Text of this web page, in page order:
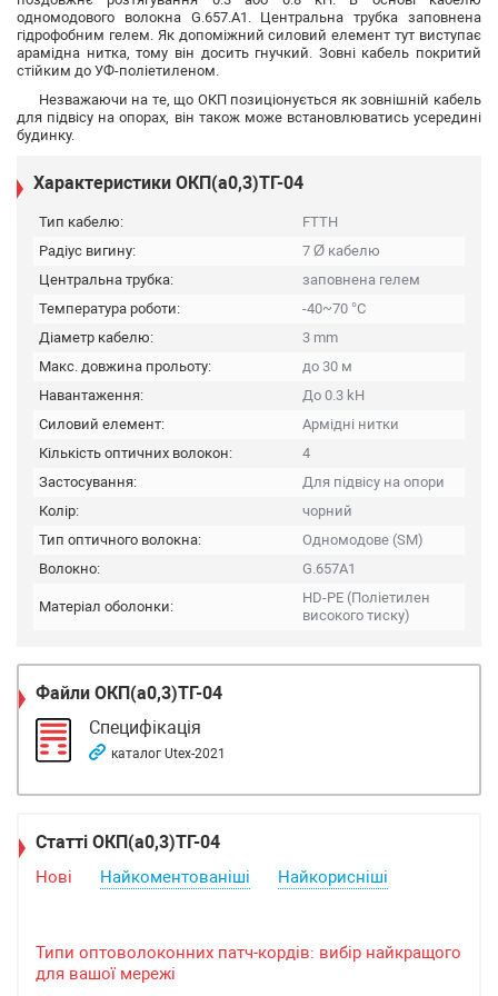
одномодового волокна G.657.А1. Центральна трубка заповнена
гідрофобним гелем. Як допоміжний силовий елемент тут виступає
арамідна нитка, тому він досить гнучкий. Зовні кабель покритий
стійким до УФ-поліетиленом.
Незважаючи на те, що ОКП позиціонується як зовнішній кабель
для підвісу на опорах, він також може встановлюватись усередині
будинку.
Характеристики ОКП(а0,3)ТГ-04
Тип кабелю:
FTTH
Радіус вигину:
7 Ø кабелю
Центральна трубка:
заповнена гелем
Температура роботи:
-40~70 °C
Діаметр кабелю:
3 mm
Макс. довжина прольоту:
до 30 м
Навантаження:
До 0.3 kH
Силовий елемент:
Армідні нитки
Кількість оптичних волокон:
4
Застосування:
Для підвісу на опори
Колір:
чорний
Тип оптичного волокна:
Одномодове (SM)
Волокно:
G.657A1
Матеріал оболонки:
HD-PE (Поліетилен
високого тиску)
Файли ОКП(а0,3)ТГ-04
Специфікація
каталог Utex-2021
Статті ОКП(а0,3)ТГ-04
Нові Найкоментованіші Найкорисніші
Типи оптоволоконних патч-кордів: вибір найкращого
для вашої мережі